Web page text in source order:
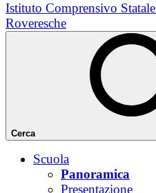
Istituto Comprensivo Statale
Roveresche
Cerca
Scuola
Panoramica
Presentazione